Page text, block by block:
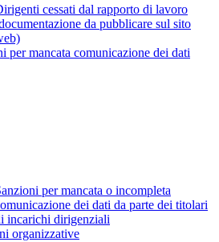
cessati dal rapporto di lavoro
da pubblicare sul sito
per mancata comunicazione dei dati
per mancata o incompleta
dei dati da parte dei titolari
incarichi dirigenziali
organizzative